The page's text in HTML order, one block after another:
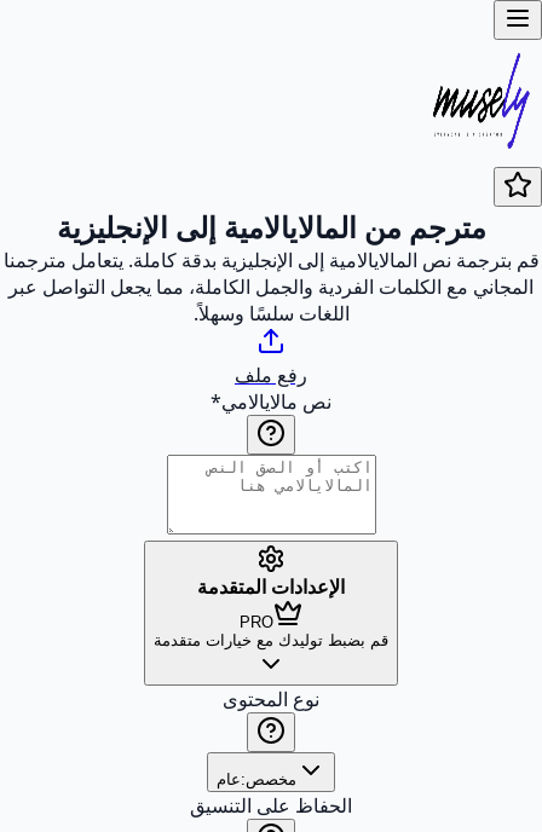
مترجم من المالايالامية إلى الإنجليزية
قم بترجمة نص المالايالامية إلى الإنجليزية بدقة كاملة. يتعامل مترجمنا
المجاني مع الكلمات الفردية والجمل الكاملة، مما يجعل التواصل عبر
اللغات سلسًا وسهلاً.
رفع ملف
نص مالايالامي*
الإعدادات المتقدمة
PRO
قم بضبط توليدك مع خيارات متقدمة
نوع المحتوى
مخصص:عام
الحفاظ على التنسيق